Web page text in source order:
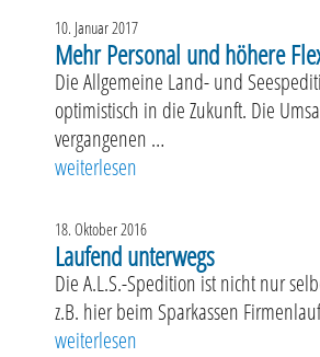
10. Januar 2017
Mehr Personal und höhere
Die Allgemeine Land- und
optimistisch in die Zukunft. Die
vergangenen …
„Mehr Personal und höhere
weiterlesen
18. Oktober 2016
Laufend unterwegs
Die A.L.S.-Spedition ist nicht nur
z.B. hier beim Sparkassen
„Laufend unterwegs“
weiterlesen